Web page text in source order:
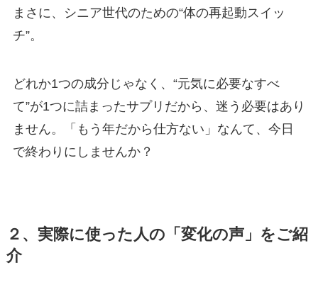
まさに、シニア世代のための“体の再起動スイッ
チ”。
どれか1つの成分じゃなく、“元気に必要なすべ
て”が1つに詰まったサプリだから、迷う必要はあり
ません。「もう年だから仕方ない」なんて、今日
で終わりにしませんか？
２、実際に使った人の「変化の声」をご紹
介